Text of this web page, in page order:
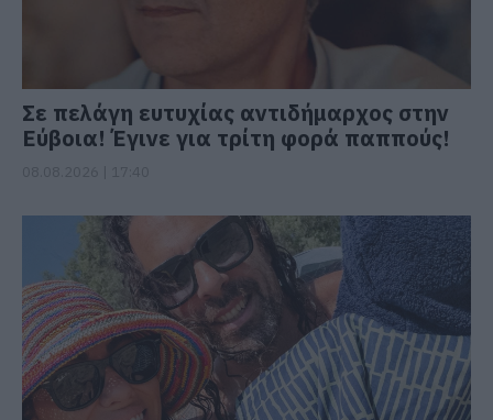
Σε πελάγη ευτυχίας αντιδήμαρχος στην
Εύβοια! Έγινε για τρίτη φορά παππούς!